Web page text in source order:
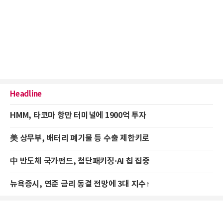
Headline
HMM, 타코마 항만 터미널에 1900억 투자
美 상무부, 배터리 폐기물 등 수출 제한키로
中 반도체 국가펀드, 첨단패키징·AI 칩 집중
뉴욕증시, 연준 금리 동결 전망에 3대 지수↑